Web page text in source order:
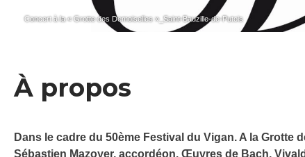
Concert à la « Grotte des Demoiselles »_Saint-Bauzille-de-Putois
À propos
Dans le cadre du 50ème Festival du Vigan. A la Grotte
Sébastien Mazoyer, accordéon. Œuvres de Bach,